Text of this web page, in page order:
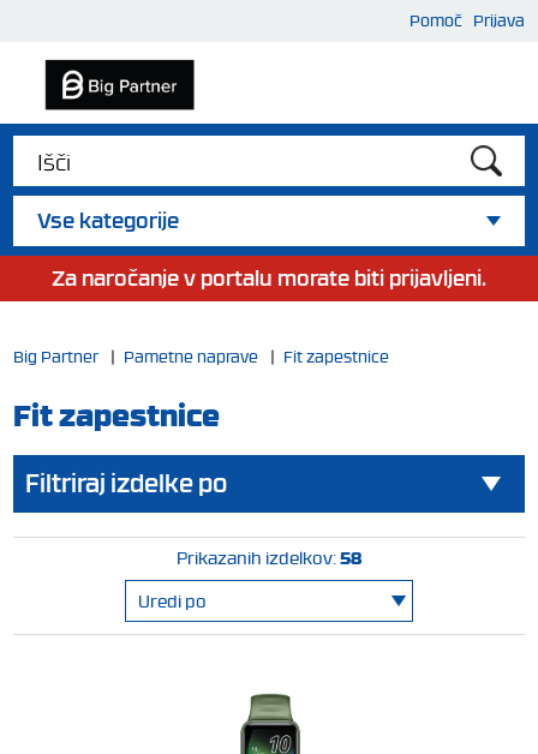
Pomoč Prijava
Vse kategorije
Za naročanje v portalu morate biti prijavljeni.
Big Partner | Pametne naprave | Fit zapestnice
Fit zapestnice
Filtriraj izdelke po
Prikazanih izdelkov:58